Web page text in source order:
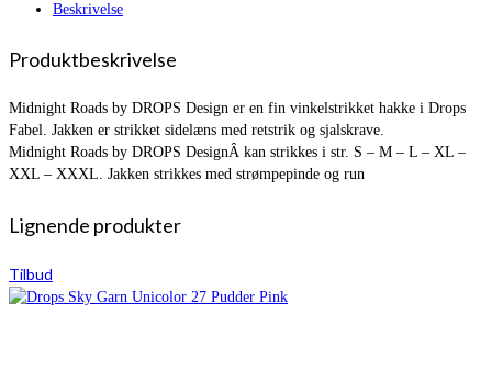
Beskrivelse
Produktbeskrivelse
Midnight Roads by DROPS Design er en fin vinkelstrikket hakke i Drops
Fabel. Jakken er strikket sidelæns med retstrik og sjalskrave.
Midnight Roads by DROPS DesignÂ kan strikkes i str. S – M – L – XL –
XXL – XXXL. Jakken strikkes med strømpepinde og run
Lignende produkter
Tilbud